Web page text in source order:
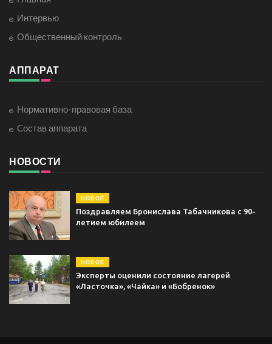
Интервью
Общественный контроль
АППАРАТ
Нормативно-правовая база
Cостав аппарата
НОВОСТИ
НОВОЕ
Поздравляем Бронислава Табачникова с 90-
летием юбилеем
НОВОЕ
Эксперты оценили состояние лагерей
«Ласточка», «Чайка» и «Бобренок»